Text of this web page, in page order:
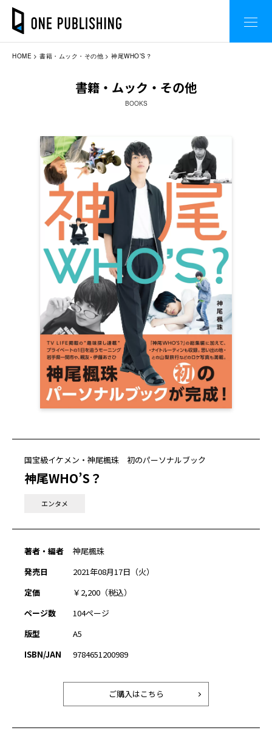
HOME 書籍・ムック・その他 神尾WHO’S？
書籍・ムック・その他
BOOKS
国宝級イケメン・神尾楓珠 初のパーソナルブック
神尾WHO’S？
エンタメ
著者・編者
神尾楓珠
発売日
2021年08月17日（火）
定価
￥2,200（税込）
ページ数
104ページ
版型
A5
ISBN/JAN
9784651200989
ご購入はこちら